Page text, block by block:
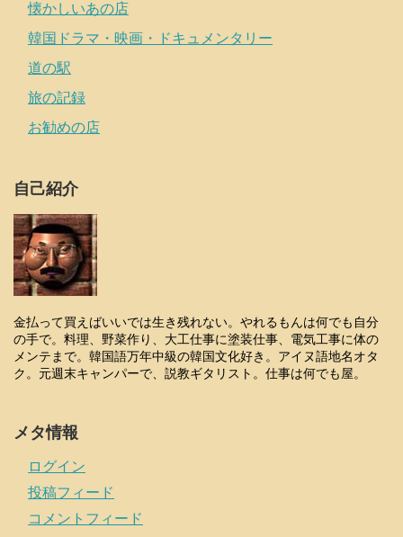
懐かしいあの店
韓国ドラマ・映画・ドキュメンタリー
道の駅
旅の記録
お勧めの店
自己紹介
金払って買えばいいでは生き残れない。やれるもんは何でも自分
の手で。料理、野菜作り、大工仕事に塗装仕事、電気工事に体の
メンテまで。韓国語万年中級の韓国文化好き。アイヌ語地名オタ
ク。元週末キャンパーで、説教ギタリスト。仕事は何でも屋。
メタ情報
ログイン
投稿フィード
コメントフィード